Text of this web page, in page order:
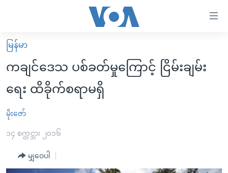
လွယ်ကူ
စေ
Link
များ
ပင်မ
မူလစာမျက်နှာ
မြန်မာ
ကမ္ဘာ့သတင်းများ
နိုင်ငံတကာ
အစ္စရေး-ပါလက်စတိုင်း
ဗွီဒီယို
သတင်းလွတ်လပ်ခွင့်
အင်္ဂလိပ်စာလေ့လာမယ်
မြန်မာ
ကချင်ဒေသ ပစ်ခတ်မှုကြောင့် ငြိမ်းချမ်း
ရေး ထိခိုက်စရာမရှိ
မိုးဇော်
၁၄ စက္တင္ဘာ၊ ၂၀၁၆
မျှဝေပါ